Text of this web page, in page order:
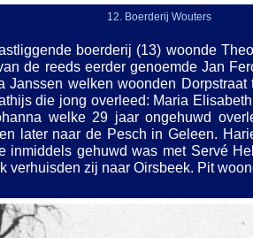
boerderij (13) woonde
de reeds eerder genoemde Jan
Janssen welken woonden
die jong overleed: Maria
welke 29 jaar ongehuwd
later naar de Pesch in Geleen.
inmiddels gehuwd was met Servé
verhuisden zij naar Oirsbeek. Pit
12. Boerderij Wouters